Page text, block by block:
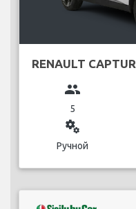
RENAULT CAPTUR
group
5
miscellaneous_services
Ручной